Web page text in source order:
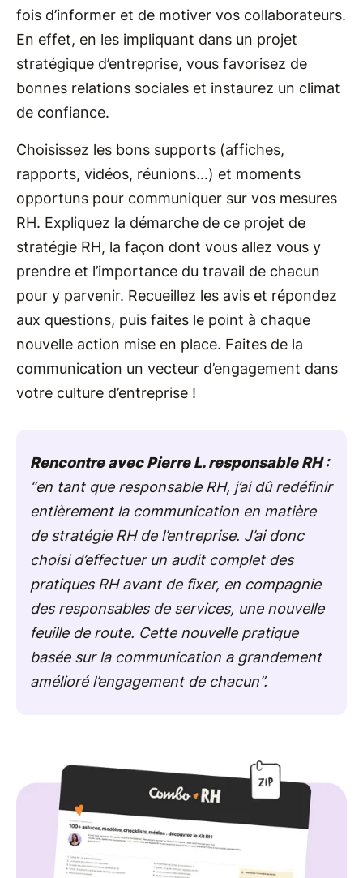
fois d’informer et de motiver vos collaborateurs.
En effet, en les impliquant dans un projet
stratégique d’entreprise, vous favorisez de
bonnes relations sociales et instaurez un climat
de confiance.
Choisissez les bons supports (affiches,
rapports, vidéos, réunions…) et moments
opportuns pour communiquer sur vos mesures
RH. Expliquez la démarche de ce projet de
stratégie RH, la façon dont vous allez vous y
prendre et l’importance du travail de chacun
pour y parvenir. Recueillez les avis et répondez
aux questions, puis faites le point à chaque
nouvelle action mise en place. Faites de la
communication un vecteur d’engagement dans
votre culture d’entreprise !
Rencontre avec Pierre L. responsable RH :
“en tant que responsable RH, j’ai dû redéfinir
entièrement la communication en matière
de stratégie RH de l’entreprise. J’ai donc
choisi d’effectuer un audit complet des
pratiques RH avant de fixer, en compagnie
des responsables de services, une nouvelle
feuille de route. Cette nouvelle pratique
basée sur la communication a grandement
amélioré l’engagement de chacun”.